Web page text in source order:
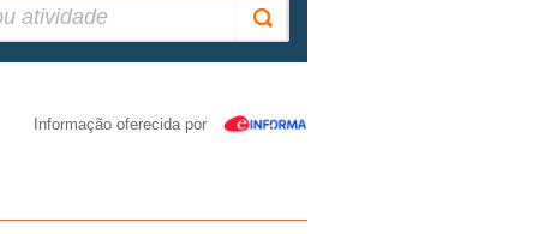
Informação oferecida por